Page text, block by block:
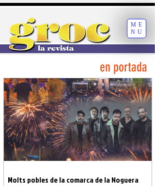
ME
NU
en portada
Molts pobles de la comarca de la Noguera